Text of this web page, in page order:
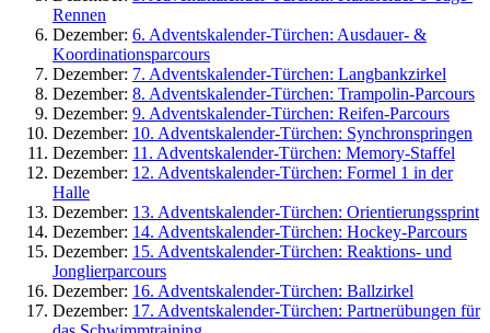
Rennen
Dezember: 6. Adventskalender-Türchen: Ausdauer- &
Koordinationsparcours
Dezember: 7. Adventskalender-Türchen: Langbankzirkel
Dezember: 8. Adventskalender-Türchen: Trampolin-Parcours
Dezember: 9. Adventskalender-Türchen: Reifen-Parcours
Dezember: 10. Adventskalender-Türchen: Synchronspringen
Dezember: 11. Adventskalender-Türchen: Memory-Staffel
Dezember: 12. Adventskalender-Türchen: Formel 1 in der
Halle
Dezember: 13. Adventskalender-Türchen: Orientierungssprint
Dezember: 14. Adventskalender-Türchen: Hockey-Parcours
Dezember: 15. Adventskalender-Türchen: Reaktions- und
Jonglierparcours
Dezember: 16. Adventskalender-Türchen: Ballzirkel
Dezember: 17. Adventskalender-Türchen: Partnerübungen für